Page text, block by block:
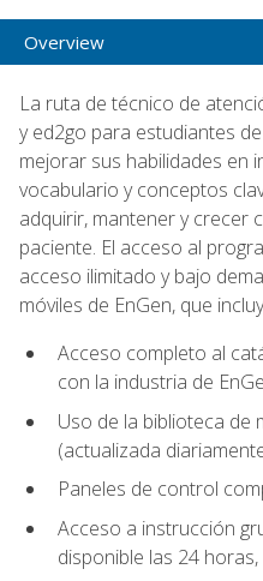
Overview
La ruta de técnico de
y ed2go para estudiantes
mejorar sus habilidades en
vocabulario y conceptos
adquirir, mantener y crecer
paciente. El acceso al
acceso ilimitado y bajo
móviles de EnGen, que
Acceso completo al
con la industria de
Uso de la biblioteca de
(actualizada
Paneles de control
Acceso a instrucción
disponible las 24